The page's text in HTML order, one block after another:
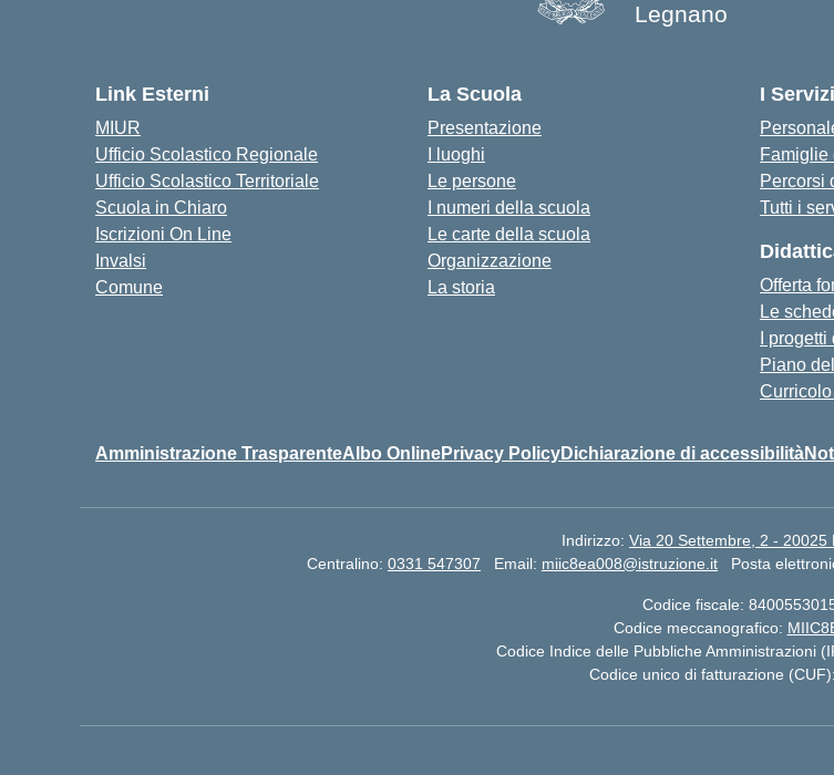
Legnano
Link Esterni
MIUR
Ufficio Scolastico Regionale
Ufficio Scolastico Territoriale
Scuola in Chiaro
Iscrizioni On Line
Invalsi
Comune
La Scuola
Presentazione
I luoghi
Le persone
I numeri della scuola
Le carte della scuola
Organizzazione
La storia
I Servizi
Famiglie
Percorsi
Tutti i
Offerta
Le
I
Piano
Curricolo
Amministrazione TrasparenteAlbo OnlinePrivacy PolicyDichiarazione di accessibilità
Indirizzo: Via 20 Settembre, 2 - 20025
Centralino: 0331 547307 Email: miic8ea008@istruzione.it Posta
Codice fiscale:
Codice meccanografico:
Codice Indice delle Pubbliche Amministrazioni
Codice unico di fatturazione